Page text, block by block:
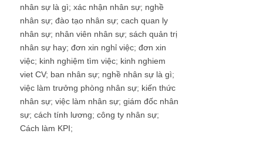
nhân sự là gì; xác nhận nhân sự; nghề
nhân sự; đào tạo nhân sự; cach quan ly
nhân sự; nhân viên nhân sự; sách quản trị
nhân sự hay; đơn xin nghỉ việc; đơn xin
việc; kinh nghiệm tìm việc; kinh nghiem
viet CV; ban nhân sự; nghề nhân sự là gì;
việc làm trưởng phòng nhân sự; kiến thức
nhân sự; việc làm nhân sự; giám đốc nhân
sự; cách tính lương; công ty nhân sự;
Cách làm KPI;